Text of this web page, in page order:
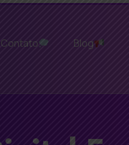
Contato Blog